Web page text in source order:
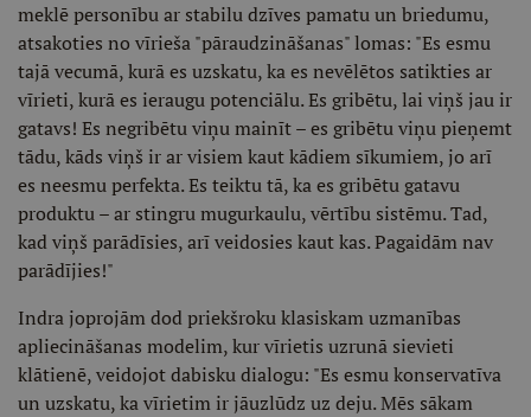
meklē personību ar stabilu dzīves pamatu un briedumu,
atsakoties no vīrieša "pāraudzināšanas" lomas: "Es esmu
tajā vecumā, kurā es uzskatu, ka es nevēlētos satikties ar
vīrieti, kurā es ieraugu potenciālu. Es gribētu, lai viņš jau ir
gatavs! Es negribētu viņu mainīt – es gribētu viņu pieņemt
tādu, kāds viņš ir ar visiem kaut kādiem sīkumiem, jo arī
es neesmu perfekta. Es teiktu tā, ka es gribētu gatavu
produktu – ar stingru mugurkaulu, vērtību sistēmu. Tad,
kad viņš parādīsies, arī veidosies kaut kas. Pagaidām nav
parādījies!"
Indra joprojām dod priekšroku klasiskam uzmanības
apliecināšanas modelim, kur vīrietis uzrunā sievieti
klātienē, veidojot dabisku dialogu: "Es esmu konservatīva
un uzskatu, ka vīrietim ir jāuzlūdz uz deju. Mēs sākam